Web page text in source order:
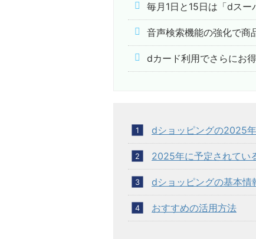
毎月1日と15日は「dス
音声検索機能の強化で商
dカード利用でさらにお
dショッピングの2025
2025年に予定されてい
dショッピングの基本情
おすすめの活用方法